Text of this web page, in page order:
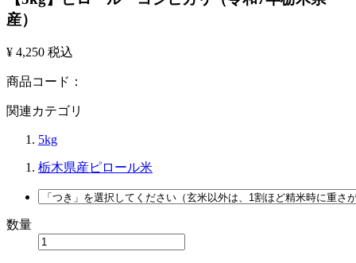
産）
¥ 4,250 税込
商品コード：
関連カテゴリ
5kg
栃木県産ピロール米
数量